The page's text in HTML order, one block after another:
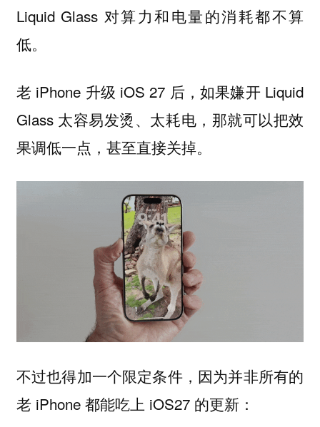
Liquid Glass 对算力和电量的消耗都不算
低。
老 iPhone 升级 iOS 27 后，如果嫌开 Liquid
Glass 太容易发烫、太耗电，那就可以把效
果调低一点，甚至直接关掉。
不过也得加一个限定条件，因为并非所有的
老 iPhone 都能吃上 iOS27 的更新：